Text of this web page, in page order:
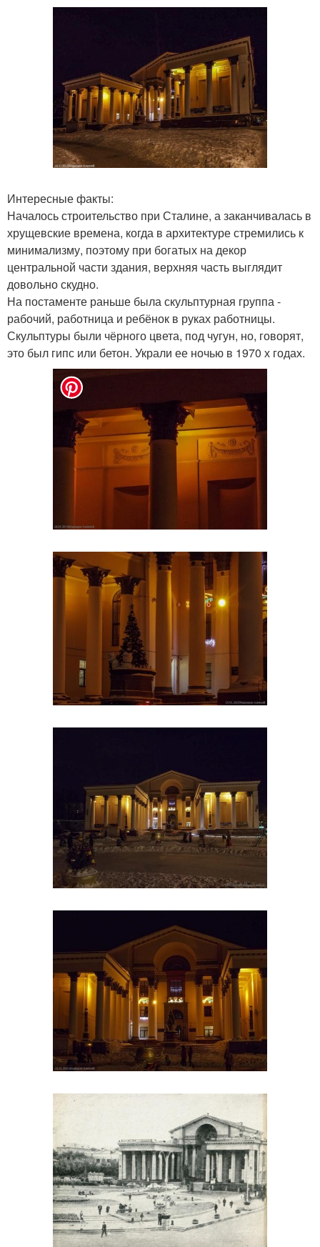
Интересные факты:
Началось строительство при Сталине, а заканчивалась в
хрущевские времена, когда в архитектуре стремились к
минимализму, поэтому при богатых на декор
центральной части здания, верхняя часть выглядит
довольно скудно.
На постаменте раньше была скульптурная группа -
рабочий, работница и ребёнок в руках работницы.
Скульптуры были чёрного цвета, под чугун, но, говорят,
это был гипс или бетон. Украли ее ночью в 1970 х годах.